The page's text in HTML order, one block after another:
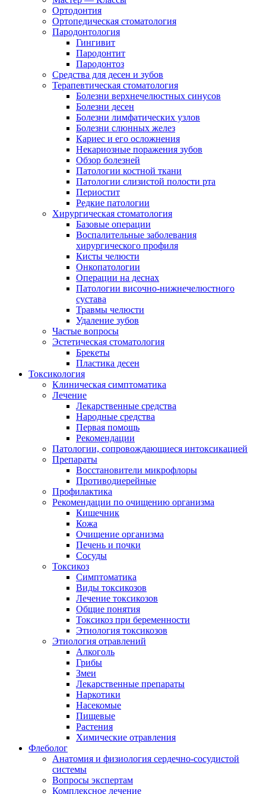
Ортодонтия
Ортопедическая стоматология
Пародонтология
Гингивит
Пародонтит
Пародонтоз
Средства для десен и зубов
Терапевтическая стоматология
Болезни верхнечелюстных синусов
Болезни десен
Болезни лимфатических узлов
Болезни слюнных желез
Кариес и его осложнения
Некариозные поражения зубов
Обзор болезней
Патологии костной ткани
Патологии слизистой полости рта
Периостит
Редкие патологии
Хирургическая стоматология
Базовые операции
Воспалительные заболевания
хирургического профиля
Кисты челюсти
Онкопатологии
Операции на деснах
Патологии височно-нижнечелюстного
сустава
Травмы челюсти
Удаление зубов
Частые вопросы
Эстетическая стоматология
Брекеты
Пластика десен
Токсикология
Клиническая симптоматика
Лечение
Лекарственные средства
Народные средства
Первая помощь
Рекомендации
Патологии, сопровождающиеся интоксикацией
Препараты
Восстановители микрофлоры
Противодиерейные
Профилактика
Рекомендации по очищению организма
Кишечник
Кожа
Очищение организма
Печень и почки
Сосуды
Токсикоз
Cимптоматика
Виды токсикозов
Лечение токсикозов
Общие понятия
Токсикоз при беременности
Этиология токсикозов
Этиология отравлений
Алкоголь
Грибы
Змеи
Лекарственные препараты
Наркотики
Насекомые
Пищевые
Растения
Химические отравления
Флеболог
Анатомия и физиология сердечно-сосудистой
системы
Вопросы экспертам
Комплексное лечение